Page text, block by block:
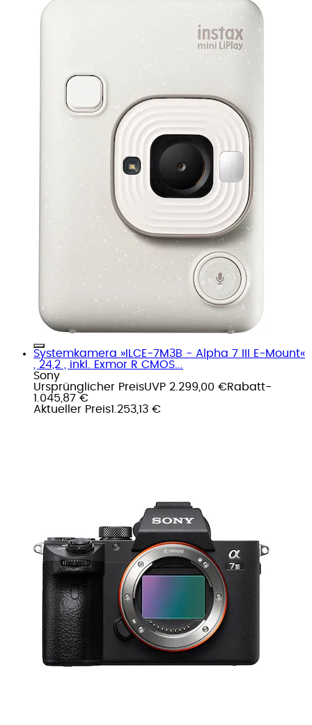
Systemkamera »ILCE-7M3B - Alpha 7 III E-Mount«
, 24,2 , inkl. Exmor R CMOS...
Sony
Ursprünglicher PreisUVP 2.299,00 €Rabatt-
1.045,87 €
Aktueller Preis1.253,13 €